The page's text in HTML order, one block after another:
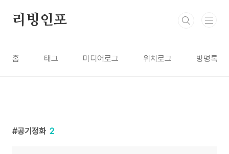
리빙인포
홈 태그 미디어로그 위치로그 방명록
공기정화 2